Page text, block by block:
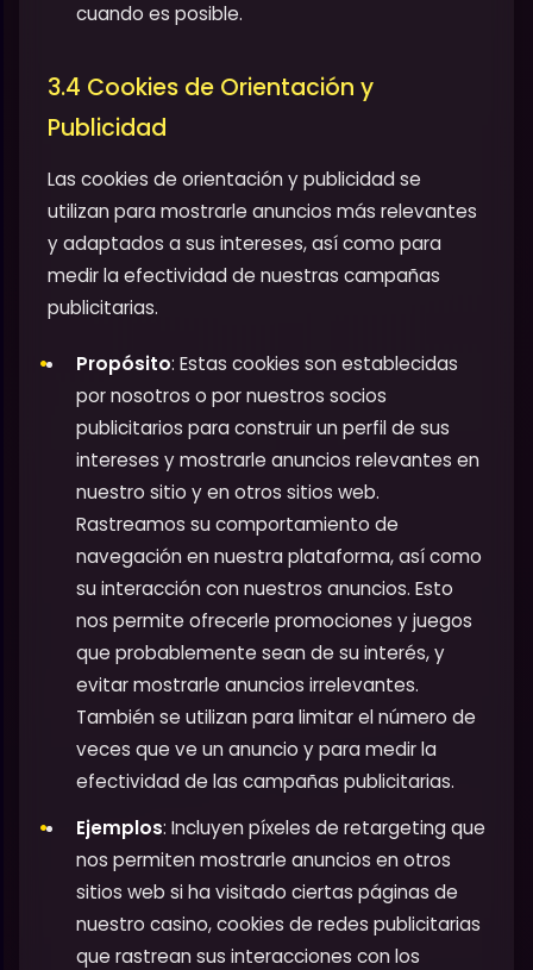
cuando es posible.
3.4 Cookies de Orientación y
Publicidad
Las cookies de orientación y publicidad se
utilizan para mostrarle anuncios más relevantes
y adaptados a sus intereses, así como para
medir la efectividad de nuestras campañas
publicitarias.
Propósito: Estas cookies son establecidas
por nosotros o por nuestros socios
publicitarios para construir un perfil de sus
intereses y mostrarle anuncios relevantes en
nuestro sitio y en otros sitios web.
Rastreamos su comportamiento de
navegación en nuestra plataforma, así como
su interacción con nuestros anuncios. Esto
nos permite ofrecerle promociones y juegos
que probablemente sean de su interés, y
evitar mostrarle anuncios irrelevantes.
También se utilizan para limitar el número de
veces que ve un anuncio y para medir la
efectividad de las campañas publicitarias.
Ejemplos: Incluyen píxeles de retargeting que
nos permiten mostrarle anuncios en otros
sitios web si ha visitado ciertas páginas de
nuestro casino, cookies de redes publicitarias
que rastrean sus interacciones con los